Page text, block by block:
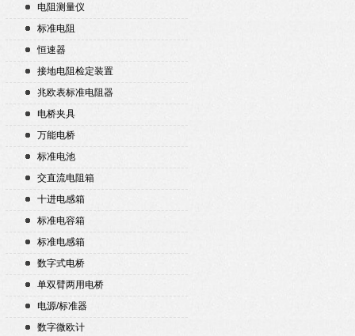
电阻测量仪
标准电阻
恒速器
接地电阻检定装置
兆欧表标准电阻器
电桥夹具
万能电桥
标准电池
交直流电阻箱
十进电感箱
标准电容箱
标准电感箱
数字式电桥
单双臂两用电桥
电源/标准器
数字微欧计